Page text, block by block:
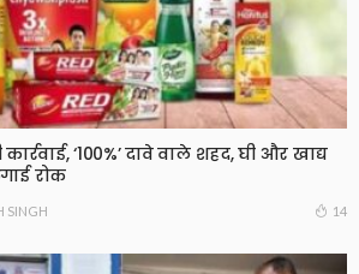
‘100%’ दावे वाले शहद, घी और खाद्य
रोक
SINGH 14